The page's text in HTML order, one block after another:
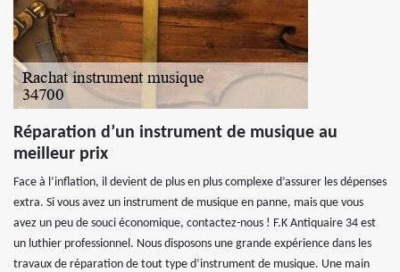
Réparation d’un instrument de musique au
meilleur prix
Face à l’inflation, il devient de plus en plus complexe d’assurer les dépenses
extra. Si vous avez un instrument de musique en panne, mais que vous
avez un peu de souci économique, contactez-nous ! F.K Antiquaire 34 est
un luthier professionnel. Nous disposons une grande expérience dans les
travaux de réparation de tout type d’instrument de musique. Une main